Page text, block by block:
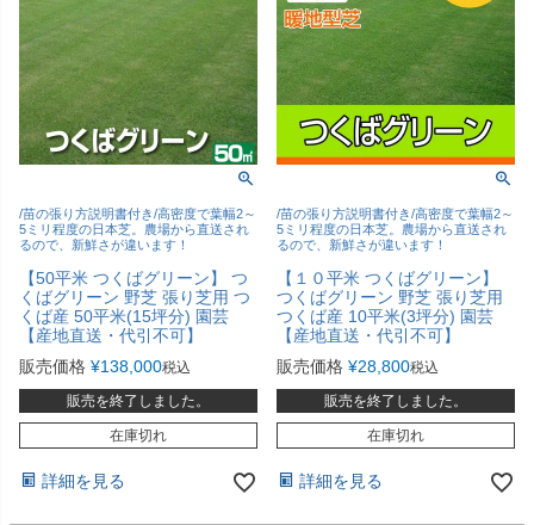
/苗の張り方説明書付き/高密度で葉幅2～
5ミリ程度の日本芝。農場から直送され
るので、新鮮さが違います！
【50平米 つくばグリーン】 つ
くばグリーン 野芝 張り芝用 つ
くば産 50平米(15坪分) 園芸
【産地直送・代引不可】
販売価格 ¥138,000税込
販売を終了しました。
在庫切れ
詳細を見る
/苗の張り方説明書付き/高密度で葉幅2～
5ミリ程度の日本芝。農場から直送され
るので、新鮮さが違います！
【１０平米 つくばグリーン】
つくばグリーン 野芝 張り芝用
つくば産 10平米(3坪分) 園芸
【産地直送・代引不可】
販売価格 ¥28,800税込
販売を終了しました。
在庫切れ
詳細を見る